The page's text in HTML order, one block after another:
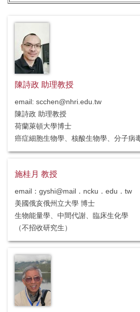
陳詩政 助理教授
email: scchen@nhri.edu.tw
陳詩政 助理教授
荷蘭萊頓大學博士
癌症細胞生物學、核酸生物學、分子病
（不招收研究生）
施桂月 教授
email：gyshi@mail．ncku．edu．tw
美國俄亥俄州立大學 博士
生物能量學、中間代謝、臨床生化學
（不招收研究生）